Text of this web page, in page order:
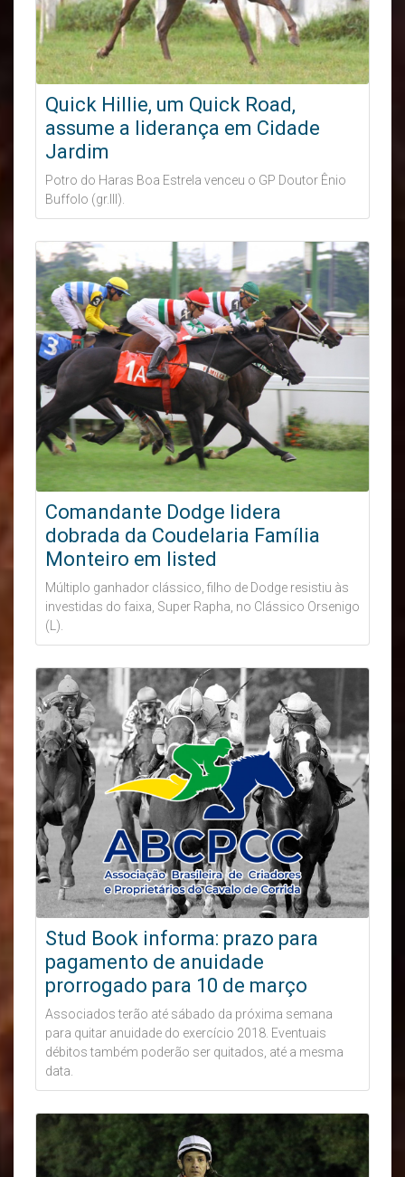
Quick Hillie, um Quick Road,
assume a liderança em Cidade
Jardim
Potro do Haras Boa Estrela venceu o GP Doutor Ênio
Buffolo (gr.III).
Comandante Dodge lidera
dobrada da Coudelaria Família
Monteiro em listed
Múltiplo ganhador clássico, filho de Dodge resistiu às
investidas do faixa, Super Rapha, no Clássico Orsenigo
(L).
Stud Book informa: prazo para
pagamento de anuidade
prorrogado para 10 de março
Associados terão até sábado da próxima semana
para quitar anuidade do exercício 2018. Eventuais
débitos também poderão ser quitados, até a mesma
data.